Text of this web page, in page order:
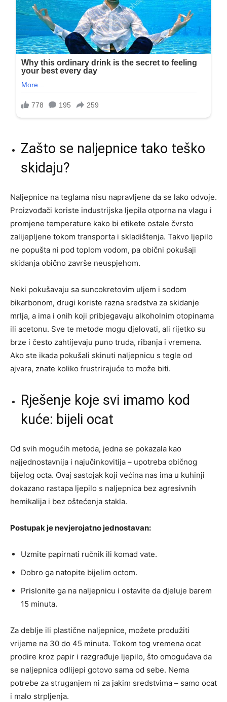
Zašto se naljepnice tako teško
skidaju?
Naljepnice na teglama nisu napravljene da se lako odvoje.
Proizvođači koriste industrijska ljepila otporna na vlagu i
promjene temperature kako bi etikete ostale čvrsto
zalijepljene tokom transporta i skladištenja. Takvo ljepilo
ne popušta ni pod toplom vodom, pa obični pokušaji
skidanja obično završe neuspjehom.
Neki pokušavaju sa suncokretovim uljem i sodom
bikarbonom, drugi koriste razna sredstva za skidanje
mrlja, a ima i onih koji pribjegavaju alkoholnim otopinama
ili acetonu. Sve te metode mogu djelovati, ali rijetko su
brze i često zahtijevaju puno truda, ribanja i vremena.
Ako ste ikada pokušali skinuti naljepnicu s tegle od
ajvara, znate koliko frustrirajuće to može biti.
Rješenje koje svi imamo kod
kuće: bijeli ocat
Od svih mogućih metoda, jedna se pokazala kao
najjednostavnija i najučinkovitija – upotreba običnog
bijelog octa. Ovaj sastojak koji većina nas ima u kuhinji
dokazano rastapa ljepilo s naljepnica bez agresivnih
hemikalija i bez oštećenja stakla.
Postupak je nevjerojatno jednostavan:
Uzmite papirnati ručnik ili komad vate.
Dobro ga natopite bijelim octom.
Prislonite ga na naljepnicu i ostavite da djeluje barem
15 minuta.
Za deblje ili plastične naljepnice, možete produžiti
vrijeme na 30 do 45 minuta. Tokom tog vremena ocat
prodire kroz papir i razgrađuje ljepilo, što omogućava da
se naljepnica odlijepi gotovo sama od sebe. Nema
potrebe za struganjem ni za jakim sredstvima – samo ocat
i malo strpljenja.